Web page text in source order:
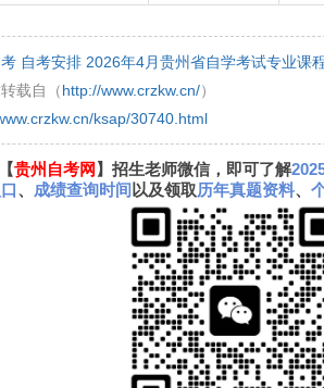
自考安排 2026年4月贵州省自学考试专业课
载自（http://www.crzkw.cn/）
ksap/30740.html
贵州自考网 】招生老师微信，即可了解
、 成绩查询时间 以及领取历年真题资料、